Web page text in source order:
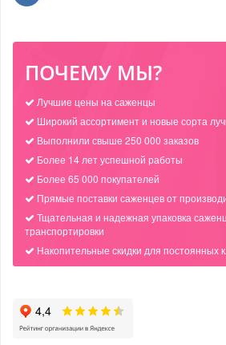
ПОЧЕМУ МЫ?
Лучшие цены на саженцы
Широкий ассортимент и новые сорта
Выполнили свыше 250 000 заказов
Более 14 лет успешной работы
Более 65 000 покупателей
Прямые поставки саженцев от
Тщательная и надежная упаковка
транспортировки
Накопительные скидки для постоянных